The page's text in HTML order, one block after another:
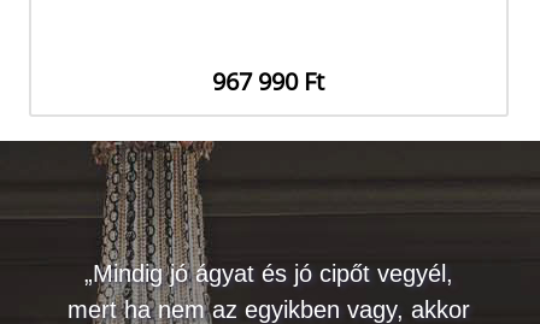
967 990 Ft
„Mindig jó ágyat és jó cipőt vegyél,
mert ha nem az egyikben vagy, akkor